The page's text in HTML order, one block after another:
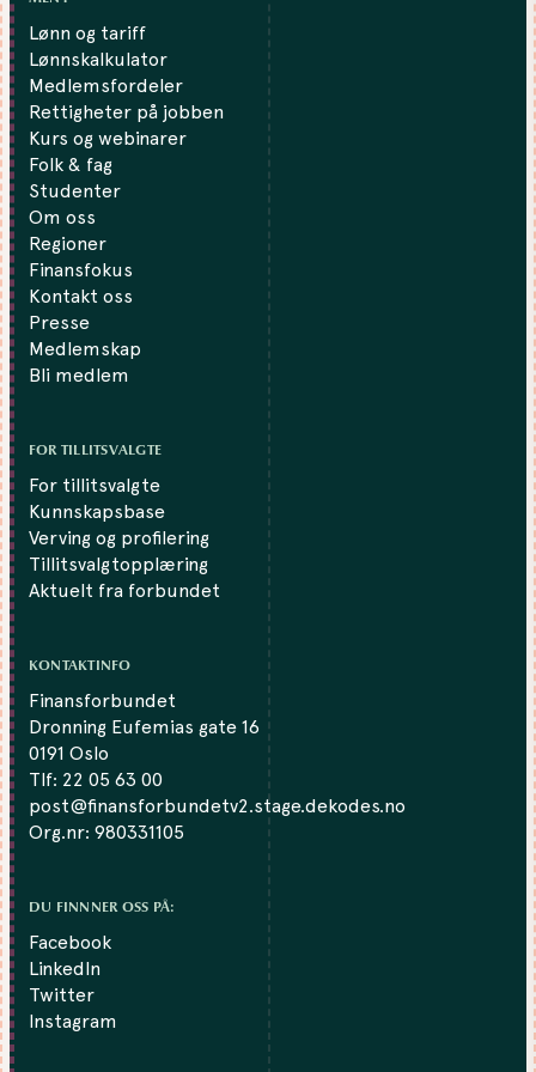
Lønn og tariff
Lønnskalkulator
Medlemsfordeler
Rettigheter på jobben
Kurs og webinarer
Folk & fag
Studenter
Om oss
Regioner
Finansfokus
Kontakt oss
Presse
Medlemskap
Bli medlem
FOR TILLITSVALGTE
For tillitsvalgte
Kunnskapsbase
Verving og profilering
Tillitsvalgtopplæring
Aktuelt fra forbundet
KONTAKTINFO
Finansforbundet
Dronning Eufemias gate 16
0191 Oslo
Tlf: 22 05 63 00
post@finansforbundetv2.stage.dekodes.no
Org.nr: 980331105
DU FINNNER OSS PÅ:
Facebook
LinkedIn
Twitter
Instagram